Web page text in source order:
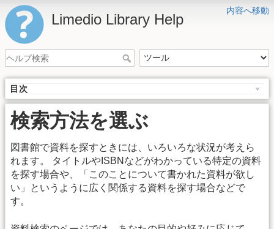
内容へ移動
Limedio Library Help
目次
検索方法を選ぶ
図書館で資料を探すときには、いろいろな状況が考えら
れます。 タイトルやISBNなどがわかっている特定の資料
を探す場合や、「このことについて書かれた資料が欲し
い」というように広く関係する資料を探す場合などで
す。